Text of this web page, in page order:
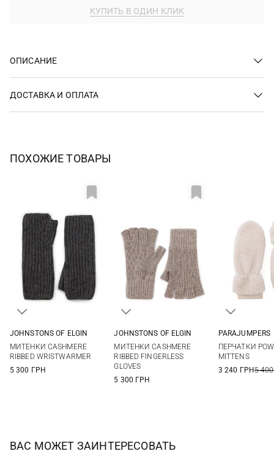
КУПИТЬ В ОДИН КЛИК
ОПИСАНИЕ
ДОСТАВКА И ОПЛАТА
ПОХОЖИЕ ТОВАРЫ
JOHNSTONS OF ELGIN
МИТЕНКИ CASHMERE
RIBBED WRISTWARMER
5 300 ГРН
JOHNSTONS OF ELGIN
МИТЕНКИ CASHMERE
RIBBED FINGERLESS
GLOVES
5 300 ГРН
PARAJUMPERS
ПЕРЧАТКИ
MITTENS
3 240 ГРН5
ВАС МОЖЕТ ЗАИНТЕРЕСОВАТЬ